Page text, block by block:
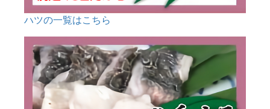
ハツの一覧はこちら